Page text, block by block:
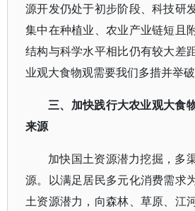
源开发仍处于初步阶段、科技研
集中在种植业、农业产业链短且
结构与科学水平相比仍有较大差
业观大食物观需要我们多措并举破
三、加快践行大农业观大食
来源
加快国土资源潜力挖掘，多
源。以满足居民多元化消费需求
土资源潜力，向森林、草原、江